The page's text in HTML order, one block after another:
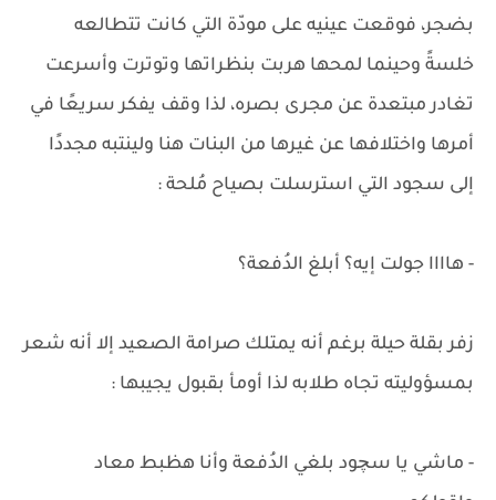
بضجر، فوقعت عينيه على مودّة التي كانت تتطالعه
خلسةً وحينما لمحها هربت بنظراتها وتوترت وأسرعت
تغادر مبتعدة عن مجرى بصره، لذا وقف يفكر سريعًا في
أمرها واختلافها عن غيرها من البنات هنا ولينتبه مجددًا
إلى سجود التي استرسلت بصياح مُلحة :
- هاااا جولت إيه؟ أبلغ الدُفعة؟
زفر بقلة حيلة برغم أنه يمتلك صرامة الصعيد إلا أنه شعر
بمسؤوليته تجاه طلابه لذا أومأ بقبول يجيبها :
- ماشي يا سچود بلغي الدُفعة وأنا هظبط معاد